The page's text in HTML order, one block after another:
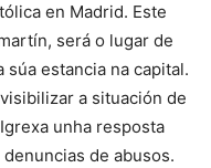
en Madrid. Este
será o lugar de
estancia na capital.
a situación de
unha resposta
de abusos.